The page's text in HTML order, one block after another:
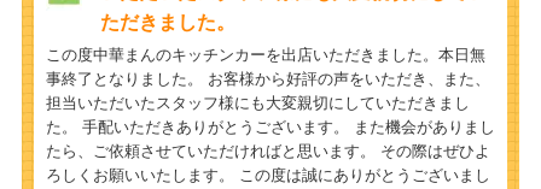
ただきました。
この度中華まんのキッチンカーを出店いただきました。本日無
事終了となりました。 お客様から好評の声をいただき、また、
担当いただいたスタッフ様にも大変親切にしていただきまし
た。 手配いただきありがとうございます。 また機会がありまし
たら、ご依頼させていただければと思います。 その際はぜひよ
ろしくお願いいたします。 この度は誠にありがとうございまし